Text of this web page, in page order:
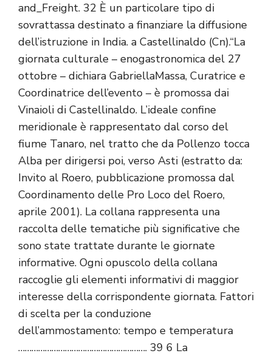
and_Freight. 32 È un particolare tipo di
sovrattassa destinato a finanziare la diffusione
dell’istruzione in India. a Castellinaldo (Cn).“La
giornata culturale – enogastronomica del 27
ottobre – dichiara GabriellaMassa, Curatrice e
Coordinatrice dell’evento – è promossa dai
Vinaioli di Castellinaldo. L’ideale confine
meridionale è rappresentato dal corso del
fiume Tanaro, nel tratto che da Pollenzo tocca
Alba per dirigersi poi, verso Asti (estratto da:
Invito al Roero, pubblicazione promossa dal
Coordinamento delle Pro Loco del Roero,
aprile 2001). La collana rappresenta una
raccolta delle tematiche più significative che
sono state trattate durante le giornate
informative. Ogni opuscolo della collana
raccoglie gli elementi informativi di maggior
interesse della corrispondente giornata. Fattori
di scelta per la conduzione
dell’ammostamento: tempo e temperatura
…………………………………………………. 39 6 La